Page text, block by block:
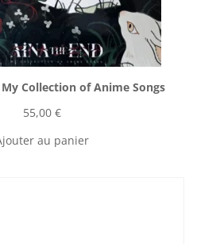
My Collection of Anime Songs
55,00 €
au panier